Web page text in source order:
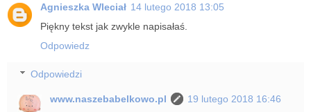
Agnieszka Wleciał 14 lutego 2018 13:05
Piękny tekst jak zwykle napisałaś.
Odpowiedz
Odpowiedzi
www.naszebabelkowo.pl
19 lutego 2018 16:46